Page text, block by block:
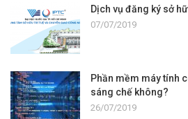
Dịch vụ đăng ký sở
07/07/2019
Phần mềm máy tính
sáng chế không?
26/07/2019